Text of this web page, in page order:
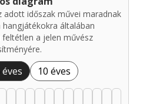
időszak művei maradnak
hangjátékokra általában
a jelen művész
éves 10 éves